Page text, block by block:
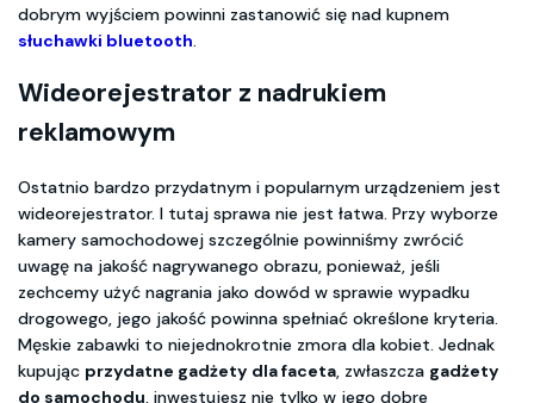
dobrym wyjściem powinni zastanowić się nad kupnem
słuchawki bluetooth.
Wideorejestrator z nadrukiem
reklamowym
Ostatnio bardzo przydatnym i popularnym urządzeniem jest
wideorejestrator. I tutaj sprawa nie jest łatwa. Przy wyborze
kamery samochodowej szczególnie powinniśmy zwrócić
uwagę na jakość nagrywanego obrazu, ponieważ, jeśli
zechcemy użyć nagrania jako dowód w sprawie wypadku
drogowego, jego jakość powinna spełniać określone kryteria.
Męskie zabawki to niejednokrotnie zmora dla kobiet. Jednak
kupując przydatne gadżety dla faceta, zwłaszcza gadżety
do samochodu, inwestujesz nie tylko w jego dobre